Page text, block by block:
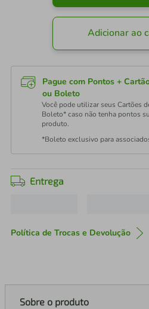
Adicionar ao
Pague com Pontos +
ou Boleto
Você pode utilizar seus Cartões
Boleto* caso não tenha pontos
produto.
*Boleto exclusivo para
Entrega
Política de Trocas e Devolução
Sobre o produto